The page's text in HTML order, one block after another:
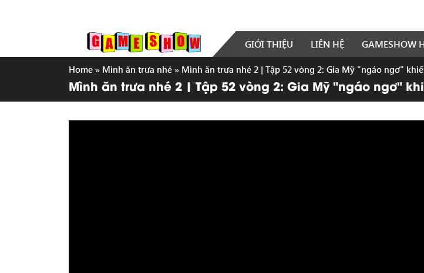
GIỚI THIỆU LIÊN HỆ GAMESHOW
Home » Mình ăn trưa nhé » Mình ăn trưa nhé 2 | Tập 52 vòng 2: Gia Mỹ "ngáo ngơ"
Mình ăn trưa nhé 2 | Tập 52 vòng 2: Gia Mỹ "ngáo ngơ"